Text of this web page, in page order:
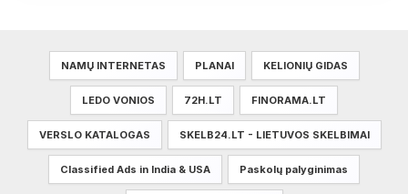
NAMŲ INTERNETAS PLANAI KELIONIŲ GIDAS
LEDO VONIOS 72H.LT FINORAMA.LT
VERSLO KATALOGAS SKELB24.LT - LIETUVOS SKELBIMAI
Classified Ads in India & USA Paskolų palyginimas